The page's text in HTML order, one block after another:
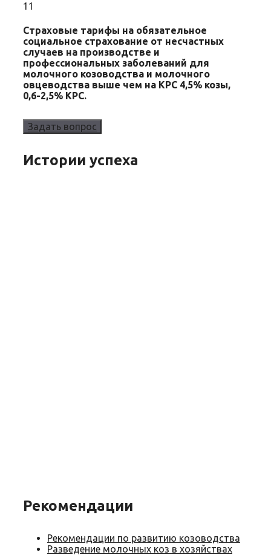
11
Страховые тарифы на обязательное
социальное страхование от несчастных
случаев на производстве и
профессиональных заболеваний для
молочного козоводства и молочного
овцеводства выше чем на КРС 4,5% козы,
0,6-2,5% КРС.
Задать вопрос
Истории успеха
Рекомендации
Рекомендации по развитию козоводства
Разведение молочных коз в хозяйствах